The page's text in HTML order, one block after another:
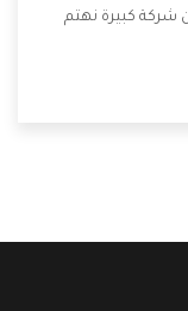
شركة كبيرة نهتم
تكون من أهم